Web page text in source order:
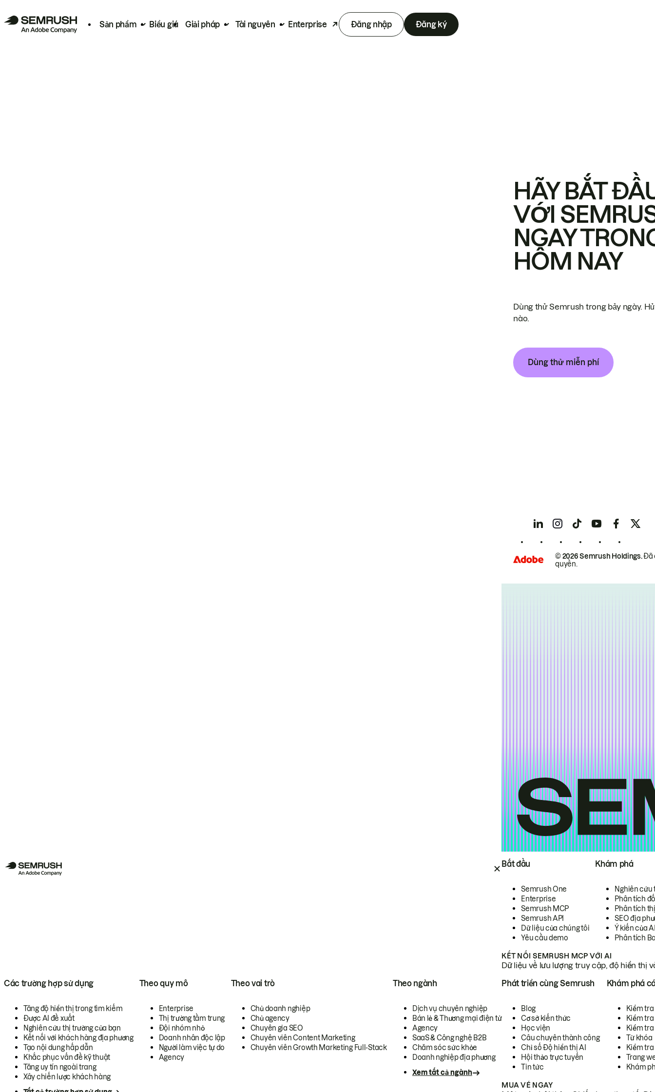
Sản phẩm Biểu giá Giải pháp Tài nguyên Enterprise Đăng nhập Đăng ký
Bắt đầu
Semrush One
Enterprise
Semrush MCP
Semrush API
Dữ liệu của chúng tôi
Yêu cầu demo
Khám phá
Nghiên cứu
Phân tích
Phân tích
SEO địa
Ý kiến của
Phân tích
KẾT NỐI SEMRUSH MCP VỚI AI
Dữ liệu về lưu lượng truy cập, độ hiển thị
Các trường hợp sử dụng
Tăng độ hiển thị trong tìm kiếm
Được AI đề xuất
Nghiên cứu thị trường của bạn
Kết nối với khách hàng địa phương
Tạo nội dung hấp dẫn
Khắc phục vấn đề kỹ thuật
Tăng uy tín ngoài trang
Xây chiến lược khách hàng
Theo quy mô
Enterprise
Thị trường tầm trung
Đội nhóm nhỏ
Doanh nhân độc lập
Người làm việc tự do
Agency
Theo vai trò
Chủ doanh nghiệp
Chủ agency
Chuyên gia SEO
Chuyên viên Content Marketing
Chuyên viên Growth Marketing Full-Stack
Theo ngành
Dịch vụ chuyên nghiệp
Bán lẻ & Thương mại điện tử
Agency
SaaS & Công nghệ B2B
Chăm sóc sức khỏe
Doanh nghiệp địa phương
Xem tất cả ngành
Phát triển cùng Semrush
Blog
Cơ sở kiến thức
Học viện
Câu chuyên thành công
Chỉ số Độ hiển thị AI
Hội thảo trực tuyến
Tin tức
Khám phá
Kiểm
Kiểm tra
Kiểm
Từ khóa
Kiểm
Trang
Khám
MUA VÉ NGAY
HÃY BẮT
VỚI
NGAY
HÔM NAY
Dùng thử Semrush trong bảy ngày.
nào.
Dùng thử miễn phí
© 2026 Semrush Holdings.Đã
quyền.